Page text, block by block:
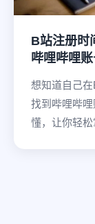
B站注册时
哔哩哔哩
想知道自己
找到哔哩哔
懂，让你轻松